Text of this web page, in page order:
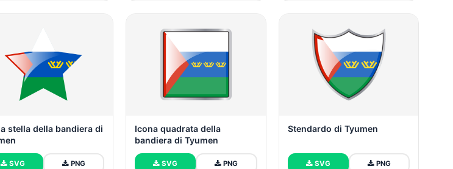
stella della bandiera di
SVG PNG
Icona quadrata della
bandiera di Tyumen
SVG PNG
Stendardo di Tyumen
SVG PNG